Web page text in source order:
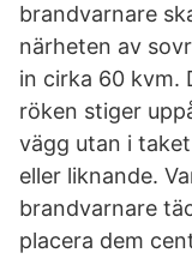
brandvarnare
närheten av
in cirka 60 kvm.
röken stiger
vägg utan i
eller liknande.
brandvarnare
placera dem